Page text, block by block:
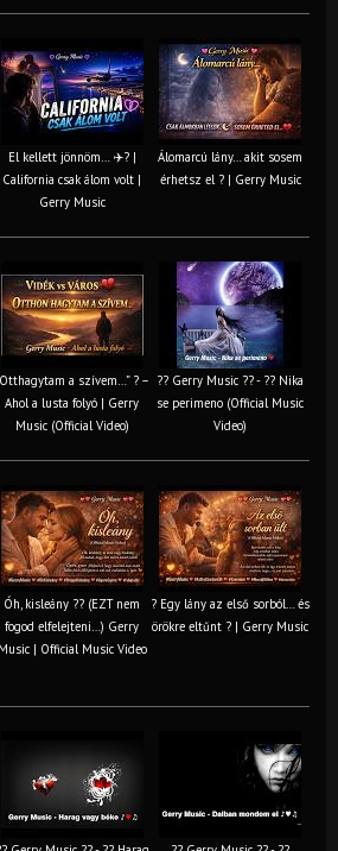
El kellett jönnöm… ✈️? |
California csak álom volt |
Gerry Music
Álomarcú lány… akit sosem
érhetsz el ? | Gerry Music
„Otthagytam a szívem…” ? –
Ahol a lusta folyó | Gerry
Music (Official Video)
?? Gerry Music ?? - ?? Nika
se perimeno (Official Music
Video)
Óh, kisleány ?? (EZT nem
fogod elfelejteni…) Gerry
Music | Official Music Video
? Egy lány az első sorból… és
örökre eltűnt ? | Gerry Music